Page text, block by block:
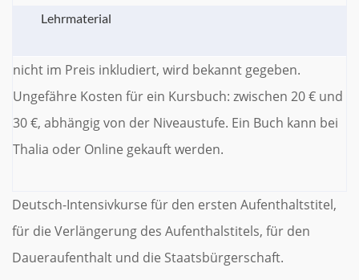
Lehrmaterial
nicht im Preis inkludiert, wird bekannt gegeben.
Ungefähre Kosten für ein Kursbuch: zwischen 20 € und
30 €, abhängig von der Niveaustufe. Ein Buch kann bei
Thalia oder Online gekauft werden.
Deutsch-Intensivkurse für den ersten Aufenthaltstitel,
für die Verlängerung des Aufenthalstitels, für den
Daueraufenthalt und die Staatsbürgerschaft.